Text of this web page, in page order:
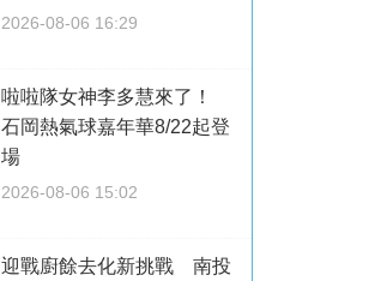
2026-08-06 16:29
啦啦隊女神李多慧來了！
石岡熱氣球嘉年華8/22起登
場
2026-08-06 15:02
迎戰廚餘去化新挑戰 南投